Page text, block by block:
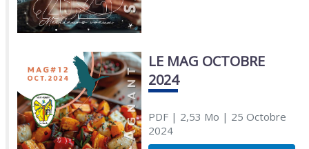
LE MAG OCTOBRE
2024
PDF| 2,53 Mo | 25 Octobre
2024